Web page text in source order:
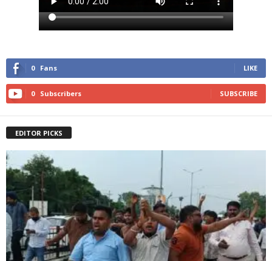
0 Fans LIKE
0 Subscribers SUBSCRIBE
EDITOR PICKS